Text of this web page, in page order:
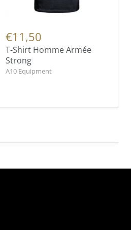
€11,50
T-Shirt Homme Armée
Strong
A10 Equipment